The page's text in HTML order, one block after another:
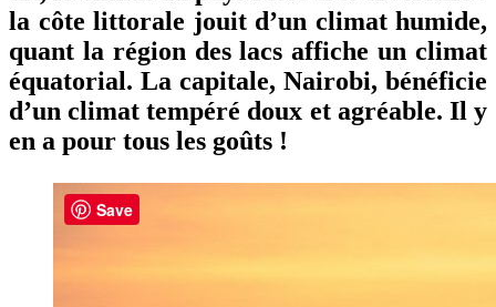
la côte littorale jouit d’un climat humide,
quant la région des lacs affiche un climat
équatorial. La capitale, Nairobi, bénéficie
d’un climat tempéré doux et agréable. Il y
en a pour tous les goûts !
derniers
Save